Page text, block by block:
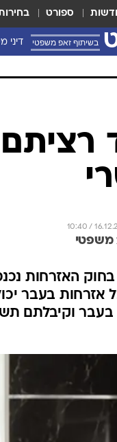
ספורט
בשיתוף זאפ משפטי דיני
רציתם
האזרחות
אזרחות בעבר
בעבר וקיבלתם